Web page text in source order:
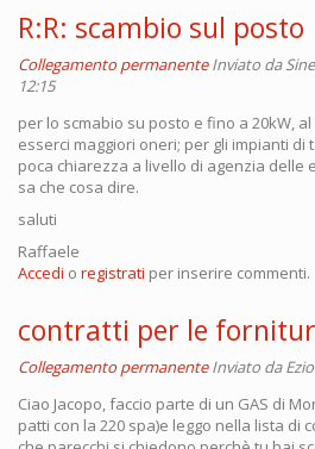
R:R: scambio sul posto
Collegamento permanente Inviato da
12:15
per lo scmabio su posto e fino a 20kW,
esserci maggiori oneri; per gli impianti di
poca chiarezza a livello di agenzia delle
sa che cosa dire.
saluti
Raffaele
Accedi o registrati per inserire commenti.
contratti per le
Collegamento permanente Inviato daEzio
Ciao Jacopo, faccio parte di un GAS di
patti con la 220 spa)e leggo nella lista di